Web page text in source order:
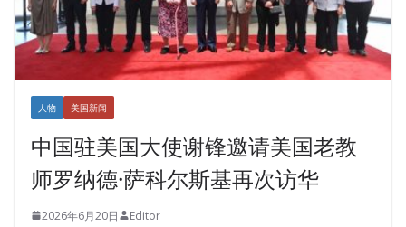
人物 美国新闻
中国驻美国大使谢锋邀请美国老教
师罗纳德·萨科尔斯基再次访华
2026年6月20日 Editor